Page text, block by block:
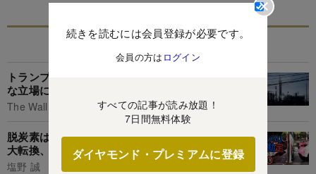
続きを読むには会員登録が必要です。
会員の方は ログイン
すべての記事が読み放題！
7日間無料体験
ダイヤモンド・プレミアムに登録
あなたにおすすめ
トランプ氏の反・気候変動政策、石油大手は厄介
な立場に
The Wall Street Journal
脱炭素は「もしハリ」で加速し「もしトラ」なら
大転換、分岐点に立つアメリカの環境政策
塩野 誠